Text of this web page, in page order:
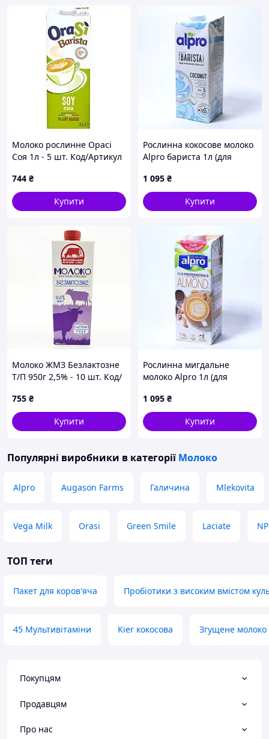
Молоко рослинне Орасі
Соя 1л - 5 шт. Код/Артикул
744 ₴
Купити
Рослинна кокосове молоко
Alpro бариста 1л (для
Артикул 30011
1 095 ₴
Купити
Молоко ЖМЗ Безлактозне
Т/П 950г 2,5% - 10 шт. Код/
755 ₴
Купити
Рослинна мигдальне
молоко Alpro 1л (для
Артикул 30012
1 095 ₴
Купити
Популярні виробники в категорії Молоко
Alpro Augason Farms Галичина Mlekovita
Vega Milk Orasi Green Smile Laciate
ТОП теги
Пакет для коров'яча Пробіотики з високим вмістом
45 Мультивітаміни Kier кокосова Згущене молоко
Покупцям
Продавцям
Про нас